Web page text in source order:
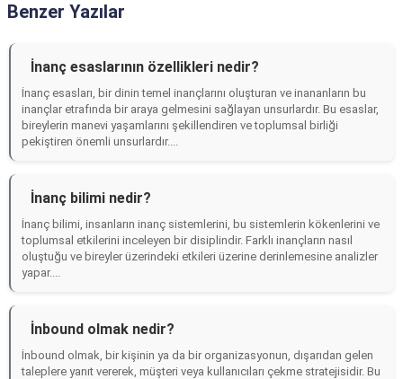
Benzer Yazılar
İnanç esaslarının özellikleri nedir?
İnanç esasları, bir dinin temel inançlarını oluşturan ve inananların bu
inançlar etrafında bir araya gelmesini sağlayan unsurlardır. Bu esaslar,
bireylerin manevi yaşamlarını şekillendiren ve toplumsal birliği
pekiştiren önemli unsurlardır....
İnanç bilimi nedir?
İnanç bilimi, insanların inanç sistemlerini, bu sistemlerin kökenlerini ve
toplumsal etkilerini inceleyen bir disiplindir. Farklı inançların nasıl
oluştuğu ve bireyler üzerindeki etkileri üzerine derinlemesine analizler
yapar....
İnbound olmak nedir?
İnbound olmak, bir kişinin ya da bir organizasyonun, dışarıdan gelen
taleplere yanıt vererek, müşteri veya kullanıcıları çekme stratejisidir. Bu